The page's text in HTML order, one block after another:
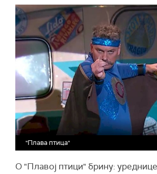
"Плава птица"
О "Плавој птици" брину: